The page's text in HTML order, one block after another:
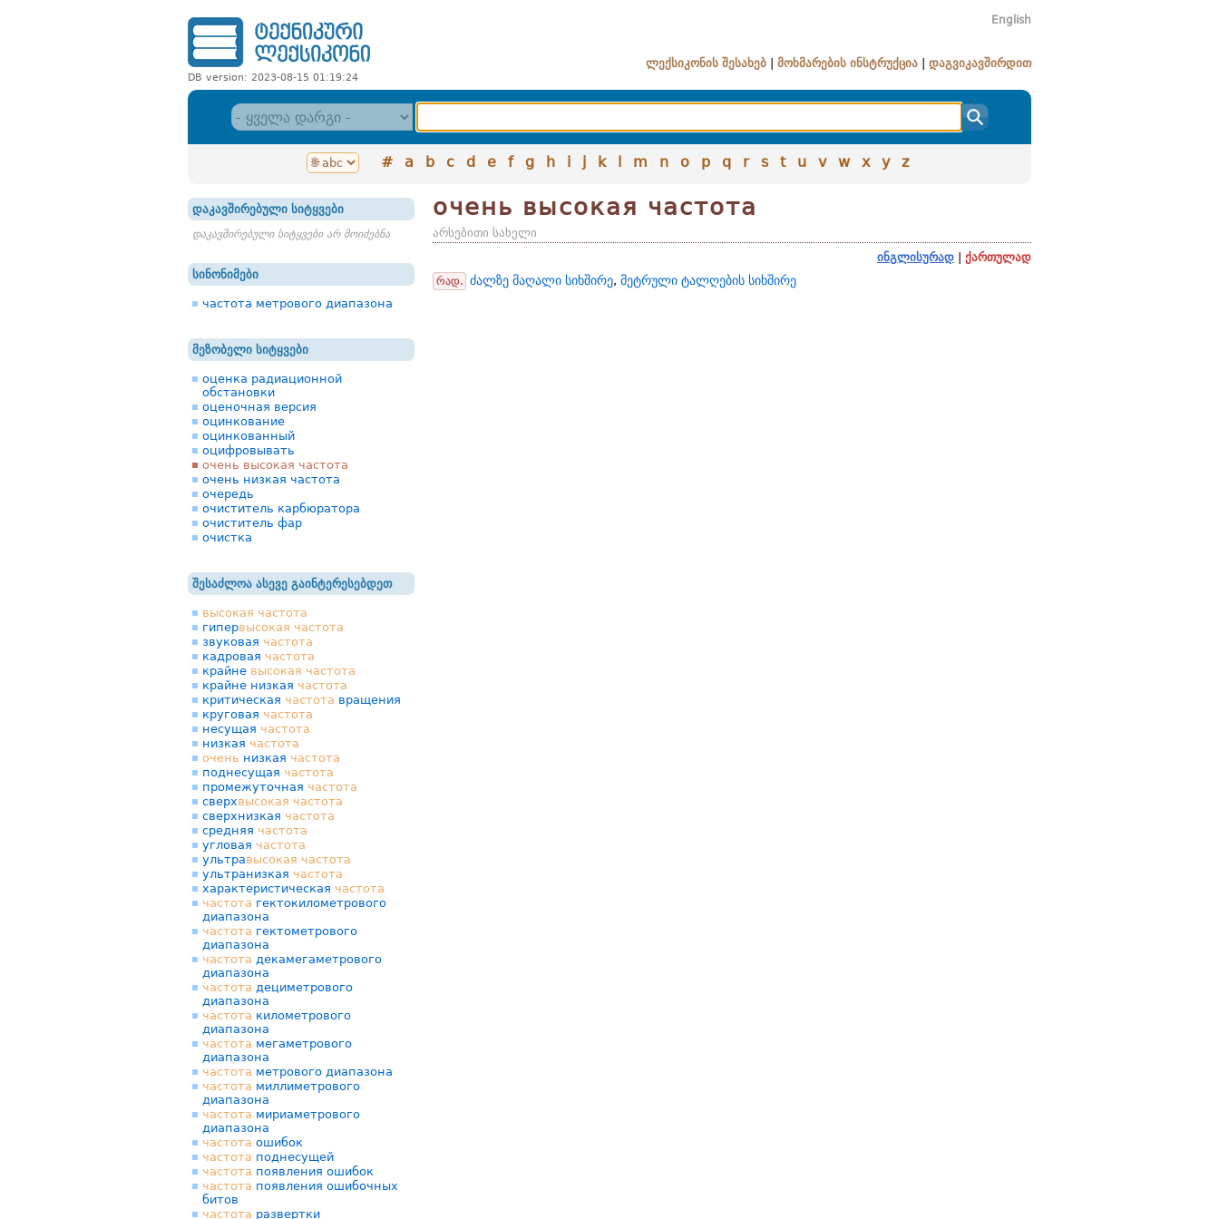
DB version: 2023-08-15 01:19:24
English
ლექსიკონის შესახებ მოხმარების ინსტრუქცია დაგვიკავშირდით
# a b c d e f g h i j k l m n o p q r s t u v w x y z
დაკავშირებული სიტყვები
დაკავშირებული სიტყვები არ მოიძებნა
სინონიმები
частота метрового диапазона
მეზობელი სიტყვები
оценка радиационной
обстановки
оценочная версия
оцинкование
оцинкованный
оцифровывать
очень высокая частота
очень низкая частота
очередь
очиститель карбюратора
очиститель фар
очистка
შესაძლოა ასევე გაინტერესებდეთ
высокая частота
гипервысокая частота
звуковая частота
кадровая частота
крайне высокая частота
крайне низкая частота
критическая частота вращения
круговая частота
несущая частота
низкая частота
очень низкая частота
поднесущая частота
промежуточная частота
сверхвысокая частота
сверхнизкая частота
средняя частота
угловая частота
ультравысокая частота
ультранизкая частота
характеристическая частота
частота гектокилометрового
диапазона
частота гектометрового
диапазона
частота декамегаметрового
диапазона
частота дециметрового
диапазона
частота километрового
диапазона
частота мегаметрового
диапазона
частота метрового диапазона
частота миллиметрового
диапазона
частота мириаметрового
диапазона
частота ошибок
частота поднесущей
частота появления ошибок
частота появления ошибочных
битов
частота развертки
очень высокая частота
არსებითი სახელი
ინგლისურად
ქართულად
რად. ძალზე მაღალი სიხშირე, მეტრული ტალღების სიხშირე